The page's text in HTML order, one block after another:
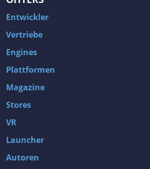
Entwickler
Vertriebe
Engines
Plattformen
Magazine
Stores
VR
Launcher
Autoren